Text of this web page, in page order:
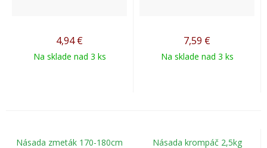
4,94 €
Na sklade nad 3 ks
7,59 €
Na sklade nad 3 ks
Násada zmeták 170-180cm Násada krompáč 2,5kg